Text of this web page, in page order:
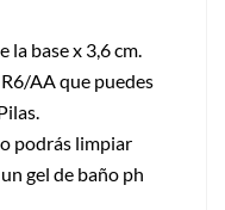
la base x 3,6 cm.
AA que puedes
podrás limpiar
gel de baño ph